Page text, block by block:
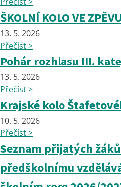
ŠKOLNÍ KOLO VE ZPĚVU
13. 5. 2026
Přečíst >
Pohár rozhlasu III.
13. 5. 2026
Přečíst >
Krajské kolo
10. 5. 2026
Přečíst >
Seznam přijatých
předškolnímu